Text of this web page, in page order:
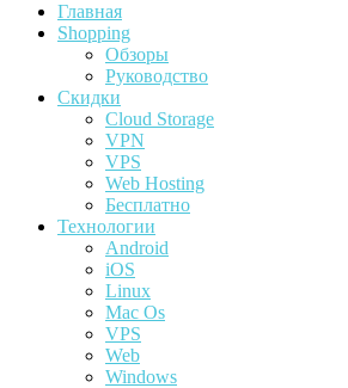
Главная
Shopping
Обзоры
Руководство
Скидки
Cloud Storage
VPN
VPS
Web Hosting
Бесплатно
Технологии
Android
iOS
Linux
Mac Os
VPS
Web
Windows